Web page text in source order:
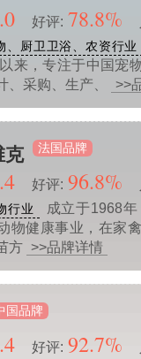
好评: 78.8%
、厨卫卫浴、农资行业
来，专注于中国宠
、采购、生产、
>>
克 法国品牌
好评: 96.8%
行业
成立于1968
物健康事业，在家
方 >>品牌详情
国品牌
好评: 92.7%